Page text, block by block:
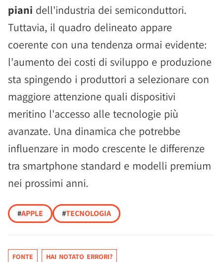
piani dell'industria dei semiconduttori.
Tuttavia, il quadro delineato appare
coerente con una tendenza ormai evidente:
l'aumento dei costi di sviluppo e produzione
sta spingendo i produttori a selezionare con
maggiore attenzione quali dispositivi
meritino l'accesso alle tecnologie più
avanzate. Una dinamica che potrebbe
influenzare in modo crescente le differenze
tra smartphone standard e modelli premium
nei prossimi anni.
#APPLE #TECNOLOGIA
FONTE HAI NOTATO ERRORI?